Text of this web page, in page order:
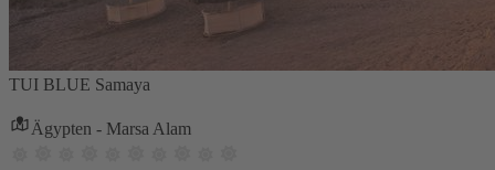
TUI BLUE Samaya
Ägypten - Marsa Alam